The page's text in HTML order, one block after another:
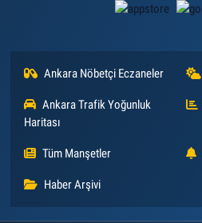
Ankara Nöbetçi Eczaneler
Ankara Trafik Yoğunluk
Haritası
Tüm Manşetler
Haber Arşivi